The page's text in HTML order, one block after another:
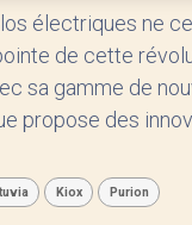
électriques ne
de cette
sa gamme de
propose des
Kiox Purion